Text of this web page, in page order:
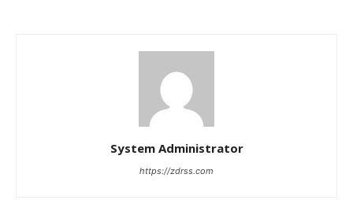
System Administrator
https://zdrss.com